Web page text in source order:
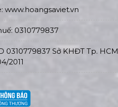
www.hoangsaviet.vn
0310779837
0310779837 Sở KHĐT Tp. HCM
2011